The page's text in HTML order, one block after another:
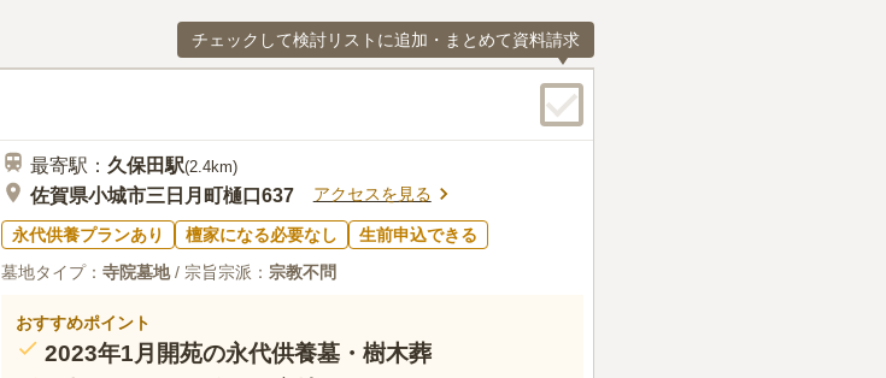
チェックして検討リストに追加・まとめて資料請求
最寄駅： 久保田駅(2.4km)
佐賀県小城市三日月町樋口637 アクセスを見る
永代供養プランあり 檀家になる必要なし
生前申込できる
墓地タイプ： 寺院墓地/ 宗旨宗派： 宗教不問
おすすめポイント
2023年1月開苑の永代供養墓・樹木葬